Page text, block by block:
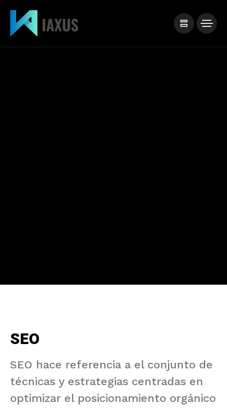
SEO
SEO hace referencia a el conjunto de
técnicas y estrategias centradas en
optimizar el posicionamiento orgánico